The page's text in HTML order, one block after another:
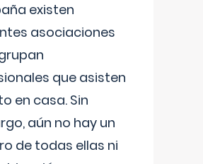
existen
asociaciones
que asisten
en casa. Sin
aún no hay un
de todas ellas ni